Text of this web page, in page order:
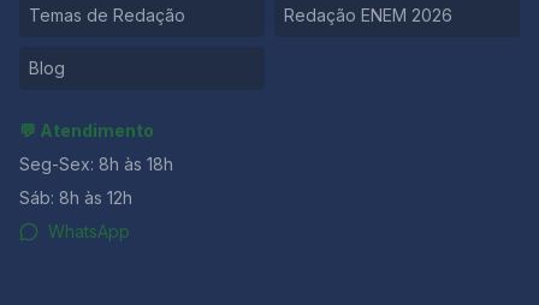
Temas de Redação Redação ENEM 2026
Blog
💬 Atendimento
Seg-Sex: 8h às 18h
Sáb: 8h às 12h
WhatsApp